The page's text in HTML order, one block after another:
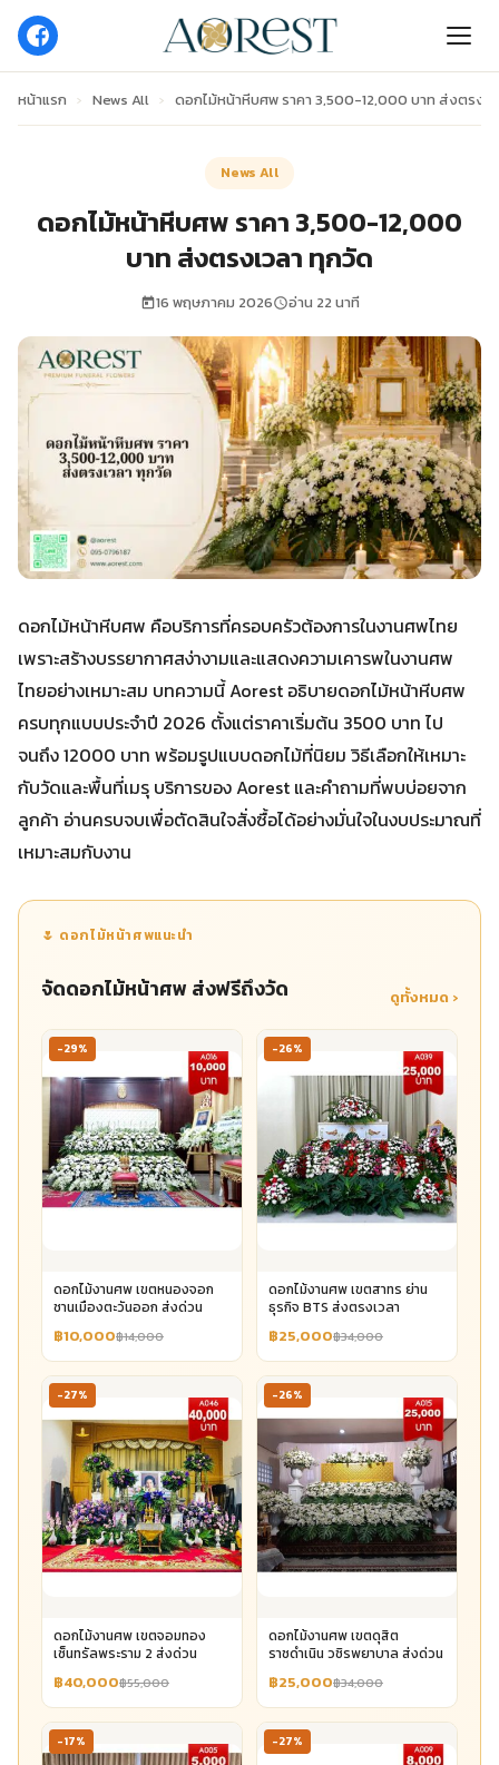
หน้าแรก › News All › ดอกไม้หน้าหีบศพ ราคา 3,500-12,000 บาท ส่งตรงเ
News All
ดอกไม้หน้าหีบศพ ราคา 3,500-12,000
บาท ส่งตรงเวลา ทุกวัด
16 พฤษภาคม 2026 อ่าน 22 นาที
ดอกไม้หน้าหีบศพ คือบริการที่ครอบครัวต้องการในงานศพไทย
เพราะสร้างบรรยากาศสง่างามและแสดงความเคารพในงานศพ
ไทยอย่างเหมาะสม บทความนี้ Aorest อธิบายดอกไม้หน้าหีบศพ
ครบทุกแบบประจำปี 2026 ตั้งแต่ราคาเริ่มต้น 3500 บาท ไป
จนถึง 12000 บาท พร้อมรูปแบบดอกไม้ที่นิยม วิธีเลือกให้เหมาะ
กับวัดและพื้นที่เมรุ บริการของ Aorest และคำถามที่พบบ่อยจาก
ลูกค้า อ่านครบจบเพื่อตัดสินใจสั่งซื้อได้อย่างมั่นใจในงบประมาณที่
เหมาะสมกับงาน
🌷 ดอกไม้หน้าศพแนะนำ
จัดดอกไม้หน้าศพ ส่งฟรีถึงวัด ดูทั้งหมด ›
-29%
ดอกไม้งานศพ เขตหนองจอก
ชานเมืองตะวันออก ส่งด่วน
฿10,000฿14,000
-26%
ดอกไม้งานศพ เขตสาทร ย่าน
ธุรกิจ BTS ส่งตรงเวลา
฿25,000฿34,000
-27%
ดอกไม้งานศพ เขตจอมทอง
เซ็นทรัลพระราม 2 ส่งด่วน
฿40,000฿55,000
-26%
ดอกไม้งานศพ เขตดุสิต
ราชดำเนิน วชิรพยาบาล ส่งด่วน
฿25,000฿34,000
-17% -27%